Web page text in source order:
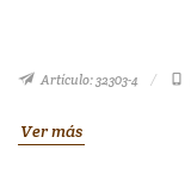
Artículo: 32303-4
Ver más